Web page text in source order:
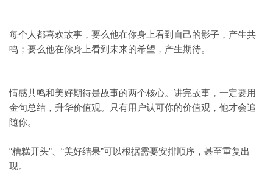
每个人都喜欢故事，要么他在你身上看到自己的影子，产生共
鸣；要么他在你身上看到未来的希望，产生期待。
情感共鸣和美好期待是故事的两个核心。讲完故事，一定要用
金句总结，升华价值观。只有用户认可你的价值观，他才会追
随你。
“糟糕开头”、“美好结果”可以根据需要安排顺序，甚至重复出
现。